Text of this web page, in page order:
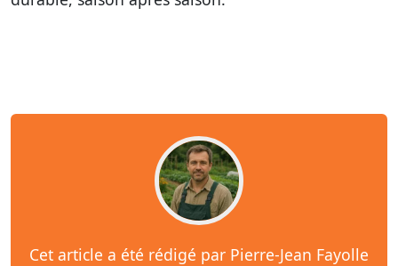
Cet article a été rédigé par Pierre-Jean Fayolle